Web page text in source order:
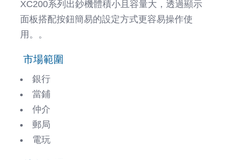
XC200系列出鈔機體積小且容量大，透過顯示
面板搭配按鈕簡易的設定方式更容易操作使
用。。
市場範圍
銀行
當鋪
仲介
郵局
電玩